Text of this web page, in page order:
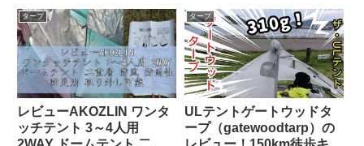
ェット探検隊
タープ
レビューAKOZLIN ワンタ
ッチテント 3～4人用
タープ
ULテントゲートウッドタ
ープ（gatewoodtarp）の